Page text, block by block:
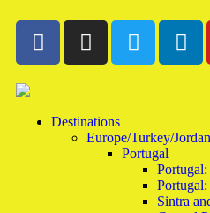
Destinations
Europe/Turkey/Jordan
Portugal
Sintra